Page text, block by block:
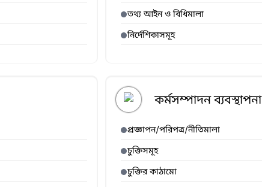
তথ্য আইন ও বিধিমালা
নির্দেশিকাসমূহ
কর্মসম্পাদন ব্যবস্থাপনা
প্রজ্ঞাপন/পরিপত্র/নীতিমালা
চুক্তিসমূহ
চুক্তির কাঠামো